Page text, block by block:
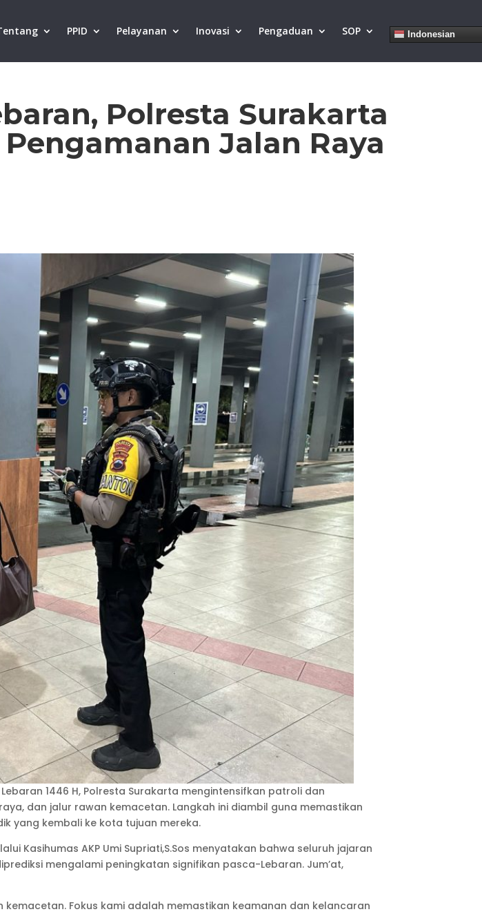
PPID Pelayanan Inovasi Pengaduan SOP Indonesian
Polresta Surakarta
Jalan Raya
1446 H, Polresta Surakarta mengintensifkan patroli dan
dan jalur rawan kemacetan. Langkah ini diambil guna memastikan
yang kembali ke kota tujuan mereka.
Kasihumas AKP Umi Supriati,S.Sos menyatakan bahwa seluruh jajaran
mengalami peningkatan signifikan pasca-Lebaran. Jum’at,
Fokus kami adalah memastikan keamanan dan kelancaran